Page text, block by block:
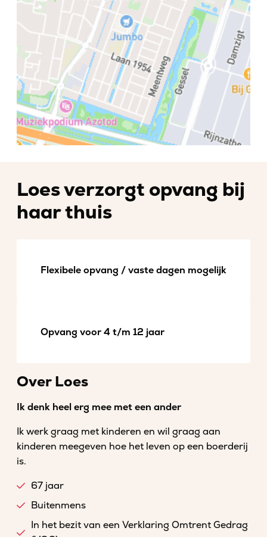
Loes verzorgt opvang bij
haar thuis
Flexibele opvang / vaste dagen mogelijk
Opvang voor 4 t/m 12 jaar
Over Loes
Ik denk heel erg mee met een ander
Ik werk graag met kinderen en wil graag aan
kinderen meegeven hoe het leven op een boerderij
is.
67 jaar
Buitenmens
In het bezit van een Verklaring Omtrent Gedrag